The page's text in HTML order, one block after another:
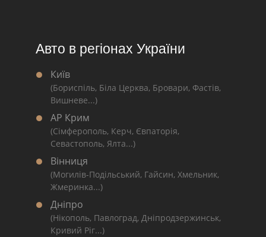
Авто в регіонах України
Київ
(Бориспіль, Біла Церква, Бровари, Фастів,
Вишневе...)
АР Крим
(Сімферополь, Керч, Євпаторія,
Севастополь, Ялта...)
Вінниця
(Могилів-Подільський, Гайсин, Хмельник,
Жмеринка...)
Дніпро
(Нікополь, Павлоград, Дніпродзержинськ,
Кривий Ріг...)